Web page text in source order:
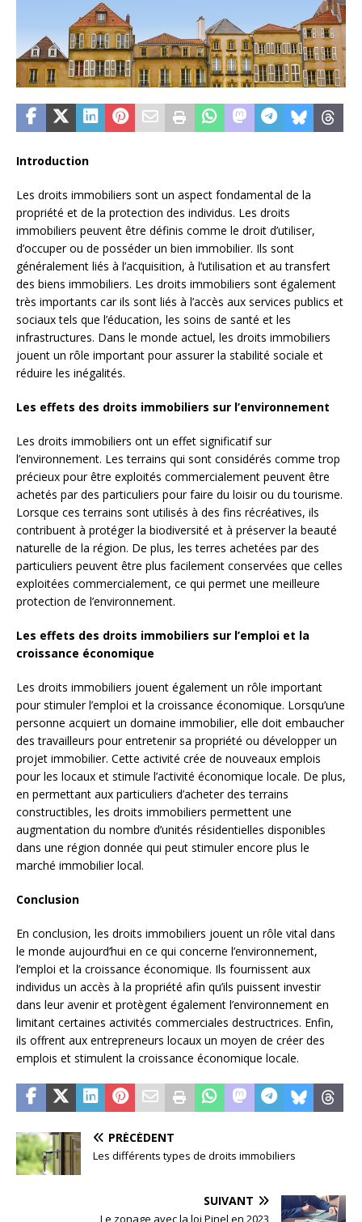
Introduction
Les droits immobiliers sont un aspect fondamental de la
propriété et de la protection des individus. Les droits
immobiliers peuvent être définis comme le droit d’utiliser,
d’occuper ou de posséder un bien immobilier. Ils sont
généralement liés à l’acquisition, à l’utilisation et au transfert
des biens immobiliers. Les droits immobiliers sont également
très importants car ils sont liés à l’accès aux services publics et
sociaux tels que l’éducation, les soins de santé et les
infrastructures. Dans le monde actuel, les droits immobiliers
jouent un rôle important pour assurer la stabilité sociale et
réduire les inégalités.
Les effets des droits immobiliers sur l’environnement
Les droits immobiliers ont un effet significatif sur
l’environnement. Les terrains qui sont considérés comme trop
précieux pour être exploités commercialement peuvent être
achetés par des particuliers pour faire du loisir ou du tourisme.
Lorsque ces terrains sont utilisés à des fins récréatives, ils
contribuent à protéger la biodiversité et à préserver la beauté
naturelle de la région. De plus, les terres achetées par des
particuliers peuvent être plus facilement conservées que celles
exploitées commercialement, ce qui permet une meilleure
protection de l’environnement.
Les effets des droits immobiliers sur l’emploi et la
croissance économique
Les droits immobiliers jouent également un rôle important
pour stimuler l’emploi et la croissance économique. Lorsqu’une
personne acquiert un domaine immobilier, elle doit embaucher
des travailleurs pour entretenir sa propriété ou développer un
projet immobilier. Cette activité crée de nouveaux emplois
pour les locaux et stimule l’activité économique locale. De plus,
en permettant aux particuliers d’acheter des terrains
constructibles, les droits immobiliers permettent une
augmentation du nombre d’unités résidentielles disponibles
dans une région donnée qui peut stimuler encore plus le
marché immobilier local.
Conclusion
En conclusion, les droits immobiliers jouent un rôle vital dans
le monde aujourd’hui en ce qui concerne l’environnement,
l’emploi et la croissance économique. Ils fournissent aux
individus un accès à la propriété afin qu’ils puissent investir
dans leur avenir et protègent également l’environnement en
limitant certaines activités commerciales destructrices. Enfin,
ils offrent aux entrepreneurs locaux un moyen de créer des
emplois et stimulent la croissance économique locale.
PRÉCÉDENT
Les différents types de droits immobiliers
SUIVANT
Le zonage avec la loi Pinel en 2023